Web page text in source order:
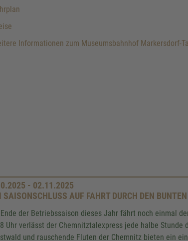
Informationen zum Museumsbahnhof Markersdorf-
- 02.11.2025
SAISONSCHLUSS AUF FAHRT DURCH DEN
der Betriebssaison dieses Jahr fährt noch einmal
Uhr verlässt der Chemnitztalexpress jede halbe
und rauschende Fluten der Chemnitz bieten ein